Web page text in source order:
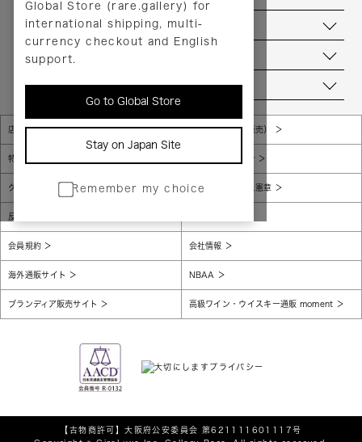
Global Store (rare.gallery) for
international shipping, multi-
currency checkout and English
support.
Go to Global Store
Stay on Japan Site
Remember my choice
ヘルプ
お問い合わせ
当店について
店舗一覧 販売規約（店頭販売）
特定商取引法に基づく表示 個人情報保護方針
グローバルプライバシーポリシー コンプライアンス憲章
反社会的勢力に対する基本方針
会員規約 会社情報
海外通販サイト NBAA
ブランディア販売サイト 高級ワイン・ウイスキー通販 moment
【古物商許可】大阪府公安委員会 第621111601117号